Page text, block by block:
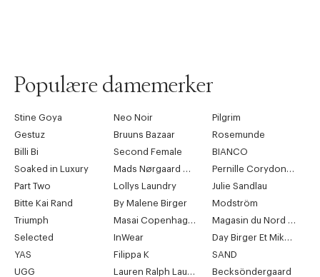
Populære damemerker
Stine Goya Neo Noir
Pilgrim
Gestuz
Bruuns Bazaar
Rosemunde
Billi Bi
Second Female
BIANCO
Soaked in Luxury
Mads Nørgaard Copenhagen
Pernille Corydon Jewellery
Part Two
Lollys Laundry
Julie Sandlau
Bitte Kai Rand
By Malene Birger
Modström
Triumph
Masai Copenhagen
Magasin du Nord Collection
Selected
InWear
Day Birger Et Mikkelsen
YAS
Filippa K
SAND
UGG
Lauren Ralph Lauren Becksöndergaard